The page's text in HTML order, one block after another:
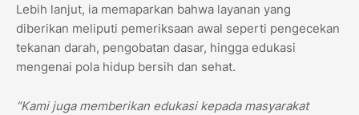
Lebih lanjut, ia memaparkan bahwa layanan yang
diberikan meliputi pemeriksaan awal seperti pengecekan
tekanan darah, pengobatan dasar, hingga edukasi
mengenai pola hidup bersih dan sehat.
“Kami juga memberikan edukasi kepada masyarakat